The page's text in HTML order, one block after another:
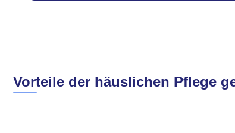
Vorteile der häuslichen Pflege